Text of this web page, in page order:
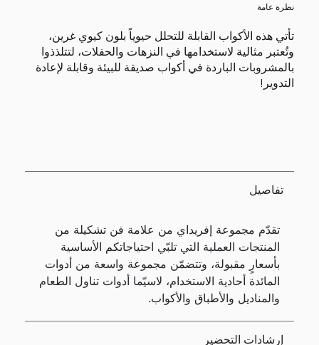
نظرة عامة
تأتي هذه الأكواب القابلة للتحلل حيوياً بلون كيوي غرين،
وتُعتبر مثالية لاستخدامها في النزهات والحفلات، لتتلذذوا
بالمشروبات الباردة في أكواب صديقة للبيئة وقابلة لإعادة
التدوير!
تفاصيل
تقدّم مجموعة إفريداي من علامة فن تشكيلة من
المنتجات العملية التي تلبّي احتياجاتكم الأساسية
بأسعارٍ مقبولة، وتتضمّن مجموعة واسعة من أدوات
المائدة أحادية الاستخدام، لاسيّما أدوات تناول الطعام
والمناديل والأطباق والأكواب.
إرشادات التحضير